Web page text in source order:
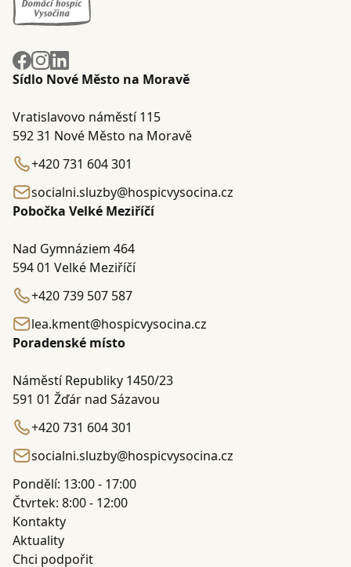
Sídlo Nové Město na Moravě
Vratislavovo náměstí 115
592 31 Nové Město na Moravě
+420 731 604 301
socialni.sluzby@hospicvysocina.cz
Pobočka Velké Meziříčí
Nad Gymnáziem 464
594 01 Velké Meziříčí
+420 739 507 587
lea.kment@hospicvysocina.cz
Poradenské místo
Náměstí Republiky 1450/23
591 01 Žďár nad Sázavou
+420 731 604 301
socialni.sluzby@hospicvysocina.cz
Pondělí: 13:00 - 17:00
Čtvrtek: 8:00 - 12:00
Kontakty
Aktuality
Chci podpořit